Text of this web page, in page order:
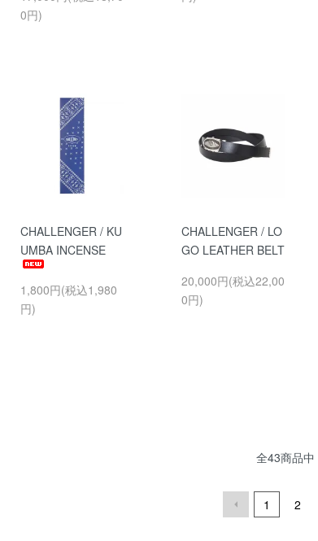
0円)
CHALLENGER / KU
UMBA INCENSE
1,800円(税込1,980
円)
CHALLENGER / LO
GO LEATHER BELT
20,000円(税込22,00
0円)
全43商品中
1 2